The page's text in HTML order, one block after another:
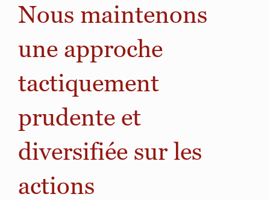
Nous maintenons
une approche
tactiquement
prudente et
diversifiée sur les
actions